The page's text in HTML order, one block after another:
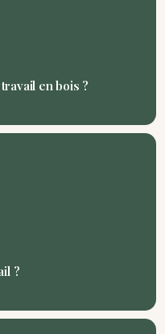
en bois ?
?